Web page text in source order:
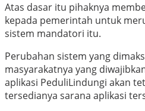
Atas dasar itu pihaknya
kepada pemerintah untuk
sistem mandatori itu.
Perubahan sistem yang
masyarakatnya yang
aplikasi PeduliLindungi akan
tersedianya sarana aplikasi